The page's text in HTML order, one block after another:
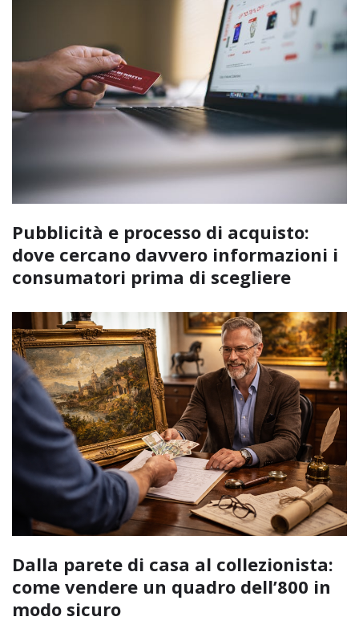
Pubblicità e processo di acquisto:
dove cercano davvero informazioni i
consumatori prima di scegliere
Dalla parete di casa al collezionista:
come vendere un quadro dell’800 in
modo sicuro